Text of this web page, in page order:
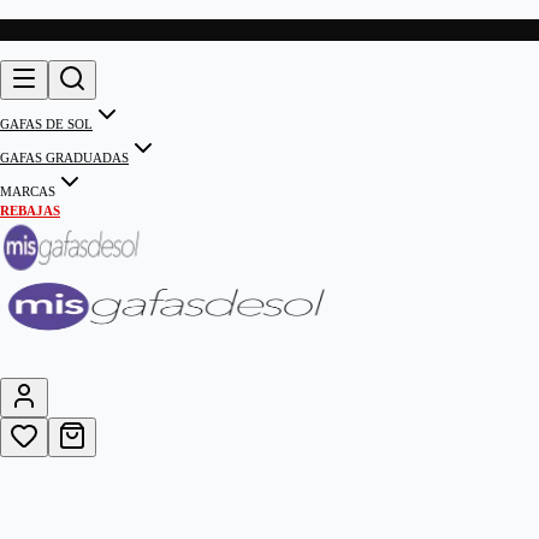
GAFAS DE SOL
GAFAS GRADUADAS
MARCAS
REBAJAS